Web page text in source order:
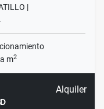
|
m2
Alquiler